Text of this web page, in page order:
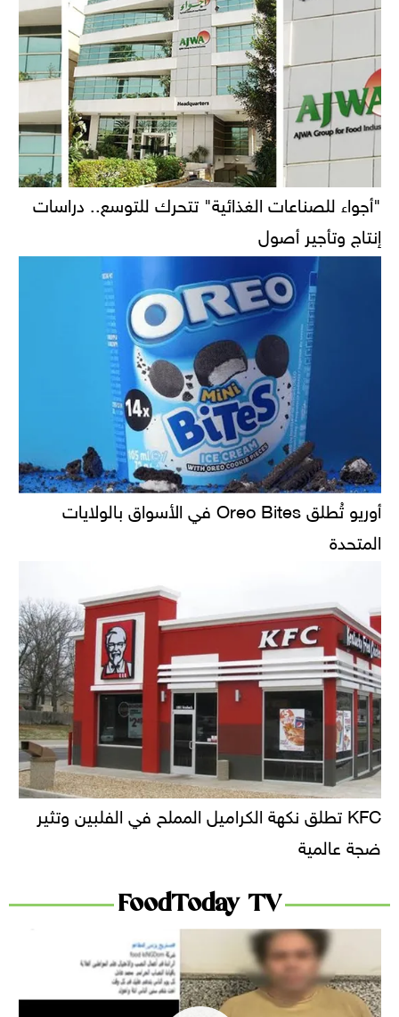
"أجواء للصناعات الغذائية" تتحرك للتوسع.. دراسات
إنتاج وتأجير أصول
أوريو تُطلق Oreo Bites في الأسواق بالولايات
المتحدة
KFC تطلق نكهة الكراميل المملح في الفلبين وتثير
ضجة عالمية
FoodToday TV